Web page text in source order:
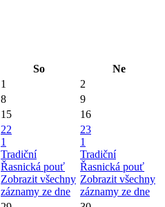
So
Ne
1
2
8
9
15 16
22
1
Tradiční
Řasnická pouť
Zobrazit všechny
záznamy ze dne
23
1
Tradiční
Řasnická pouť
Zobrazit všechny
záznamy ze dne